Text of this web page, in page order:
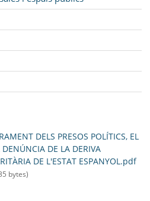
DELS PRESOS POLÍTICS, EL
DE LA DERIVA
DE L'ESTAT ESPANYOL.pdf
bytes)